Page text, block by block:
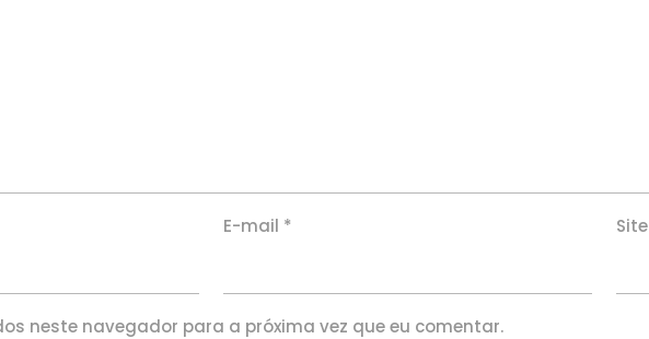
E-mail * Site
neste navegador para a próxima vez que eu comentar.